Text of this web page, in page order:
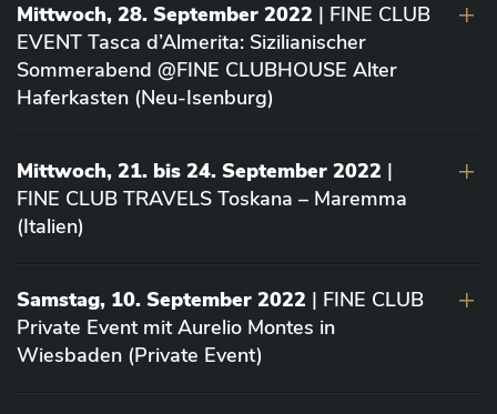
Mittwoch, 28. September 2022 | FINE CLUB
EVENT Tasca d’Almerita: Sizilianischer
Sommerabend @FINE CLUBHOUSE Alter
Haferkasten (Neu-Isenburg)
Mittwoch, 21. bis 24. September 2022 |
FINE CLUB TRAVELS Toskana – Maremma
(Italien)
Samstag, 10. September 2022 | FINE CLUB
Private Event mit Aurelio Montes in
Wiesbaden (Private Event)